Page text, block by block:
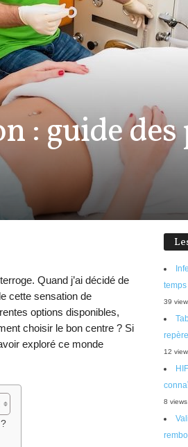
: guide des
Quand j’ai décidé de
cette sensation de
options disponibles,
choisir le bon centre ? Si
exploré ce monde
39
12
8 views